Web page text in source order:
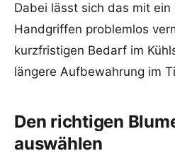
Dabei lässt sich das mit ein
Handgriffen problemlos
kurzfristigen Bedarf im
längere Aufbewahrung im
Den richtigen
auswählen